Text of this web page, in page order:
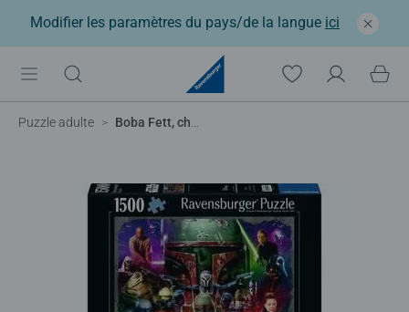
Modifier les paramètres du pays/de la langue ici
Puzzle adulte Boba Fett, chasseur de primes